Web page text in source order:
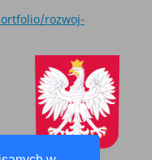
rozwoj-